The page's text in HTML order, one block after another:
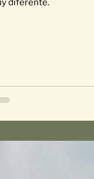
diferente.